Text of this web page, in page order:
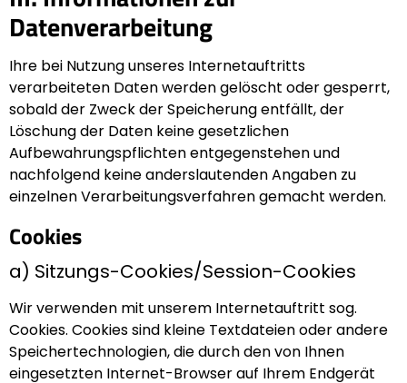
Datenverarbeitung
Ihre bei Nutzung unseres Internetauftritts
verarbeiteten Daten werden gelöscht oder gesperrt,
sobald der Zweck der Speicherung entfällt, der
Löschung der Daten keine gesetzlichen
Aufbewahrungspflichten entgegenstehen und
nachfolgend keine anderslautenden Angaben zu
einzelnen Verarbeitungsverfahren gemacht werden.
Cookies
a) Sitzungs-Cookies/Session-Cookies
Wir verwenden mit unserem Internetauftritt sog.
Cookies. Cookies sind kleine Textdateien oder andere
Speichertechnologien, die durch den von Ihnen
eingesetzten Internet-Browser auf Ihrem Endgerät